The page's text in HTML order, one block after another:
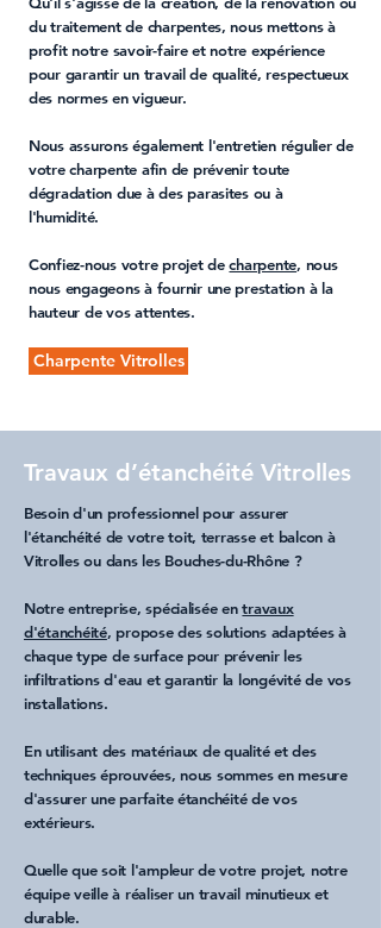
dutraitement de charpentes, nous mettons à
profit notre savoir-faire et notre expérience
pour garantir un travail de qualité, respectueux
des normes en vigueur.
Nous assurons également l'entretien régulier de
votre charpente afin de prévenir toute
dégradation due à des parasites ou à
l'humidité.
Confiez-nous votre projet decharpente, nous
nous engageons à fournir une prestation à la
hauteur de vos attentes.
Charpente Vitrolles
Travaux d’étanchéité Vitrolles
Besoin d'un professionnel pour assurer
l'étanchéité de votre toit, terrasseet balcon à
Vitrollesou dans les Bouches-du-Rhône ?
Notre entreprise, spécialisée entravaux
d'étanchéité, propose des solutions adaptées à
chaque type de surface pour prévenir les
infiltrations d'eau et garantir la longévité de vos
installations.
En utilisant des matériaux de qualité et des
techniques éprouvées, nous sommes en mesure
d'assurer une parfaite étanchéité de vos
extérieurs.
Quelle que soit l'ampleur de votre projet, notre
équipe veille à réaliser un travail minutieux et
durable.